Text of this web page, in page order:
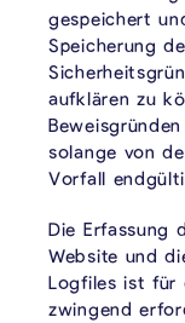
gespeichert
Speicherung
aufklären zu
solange von
Vorfall
Die Erfassung
Website und
Logfiles ist für
zwingend